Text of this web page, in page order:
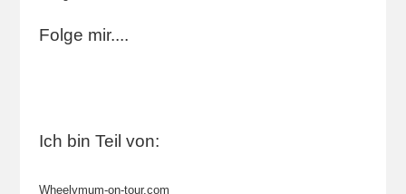
Folge mir....
Ich bin Teil von:
Wheelymum-on-tour.com